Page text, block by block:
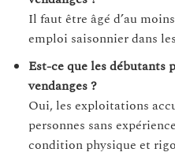
Il faut être âgé d’au
emploi saisonnier dans
Est-ce que les débutants
vendanges ?
Oui, les exploitations
personnes sans
condition physique et